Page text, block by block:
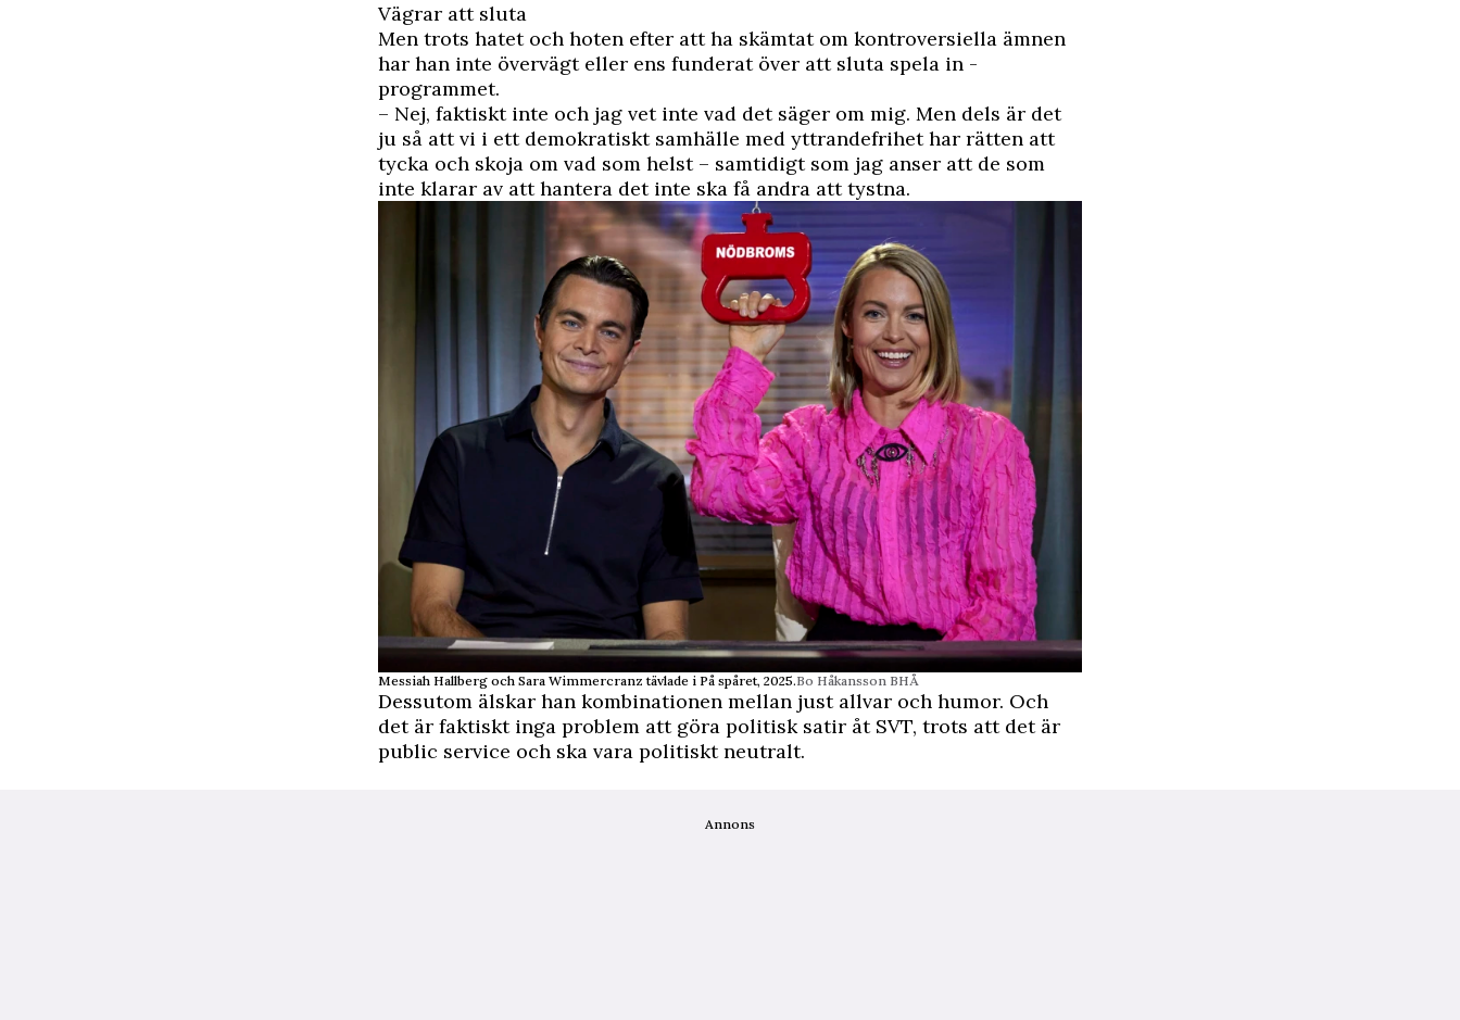
Vägrar att sluta
Men trots hatet och hoten efter att ha skämtat om kontroversiella ämnen
har han inte övervägt eller ens funderat över att sluta spela in ­
programmet.
– Nej, faktiskt inte och jag vet inte vad det säger om mig. Men dels är det
ju så att vi i ett demokratiskt samhälle med yttrandefrihet har rätten att
tycka och skoja om vad som helst – samtidigt som jag anser att de som
inte klarar av att hantera det inte ska få andra att tystna.
Messiah Hallberg och Sara Wimmercranz tävlade i På spåret, 2025.Bo Håkansson BHÅ
Dessutom älskar han kombinationen mellan just allvar och ­humor. Och
det är faktiskt inga problem att göra politisk satir åt SVT, trots att det är
public service och ska vara politiskt neutralt.
Annons